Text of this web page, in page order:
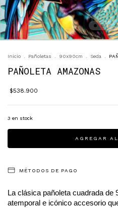
Inicio . Pañoletas . 90x90cm . Seda .
PAÑOLETA AMAZONAS
$538.900
3 en stock
MÉTODOS DE PAGO
La clásica pañoleta cuadrada
atemporal e icónico accesorio